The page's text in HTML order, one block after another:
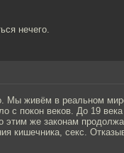
нечего.
Мы живём в реальном
с покон веков. До 19
же законам
кишечника, секс.